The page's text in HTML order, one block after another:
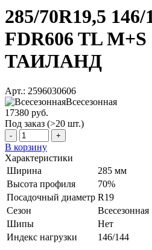
285/70R19,5
FDR606 TL M+S
ТАИЛАНД
Арт.: 2596030606
Всесезонная
17380 руб.
Под заказ (>20 шт.)
- +
В корзину
Характеристики
Ширина
285 мм
Высота профиля
70%
Посадочный диаметр R19
Сезон
Всесезонная
Шипы
Нет
Индекс нагрузки
146/144